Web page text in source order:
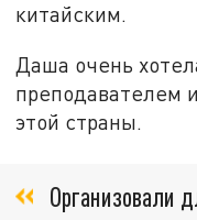
китайским.
Даша очень
преподавателем
этой страны.
Организовали